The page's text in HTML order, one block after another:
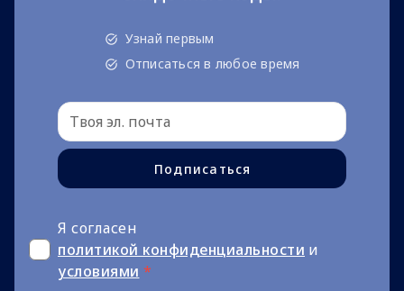
Узнай первым
Отписаться в любое время
Подписаться
Я согласен
политикой конфиденциальности и
условиями *